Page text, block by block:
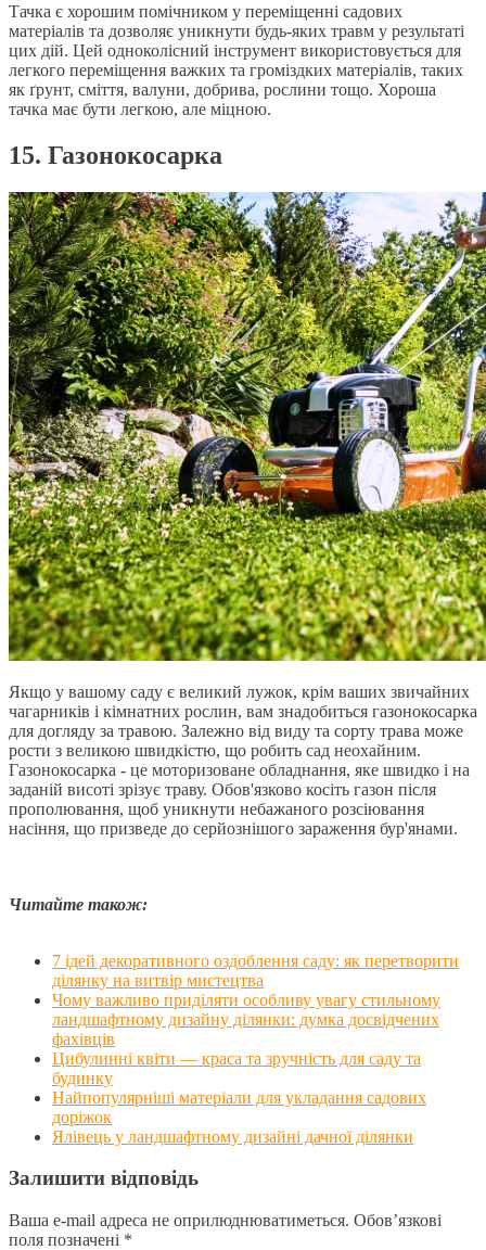
Тачка є хорошим помічником у переміщенні садових
матеріалів та дозволяє уникнути будь-яких травм у результаті
цих дій. Цей одноколісний інструмент використовується для
легкого переміщення важких та громіздких матеріалів, таких
як ґрунт, сміття, валуни, добрива, рослини тощо. Хороша
тачка має бути легкою, але міцною.
15. Газонокосарка
Якщо у вашому саду є великий лужок, крім ваших звичайних
чагарників і кімнатних рослин, вам знадобиться газонокосарка
для догляду за травою. Залежно від виду та сорту трава може
рости з великою швидкістю, що робить сад неохайним.
Газонокосарка - це моторизоване обладнання, яке швидко і на
заданій висоті зрізує траву. Обов'язково косіть газон після
прополювання, щоб уникнути небажаного розсіювання
насіння, що призведе до серйознішого зараження бур'янами.
Читайте також:
7 ідей декоративного оздоблення саду: як перетворити
ділянку на витвір мистецтва
Чому важливо приділяти особливу увагу стильному
ландшафтному дизайну ділянки: думка досвідчених
фахівців
Цибулинні квіти — краса та зручність для саду та
будинку
Найпопулярніші матеріали для укладання садових
доріжок
Ялівець у ландшафтному дизайні дачної ділянки
Залишити відповідь
Ваша e-mail адреса не оприлюднюватиметься. Обов’язкові
поля позначені *